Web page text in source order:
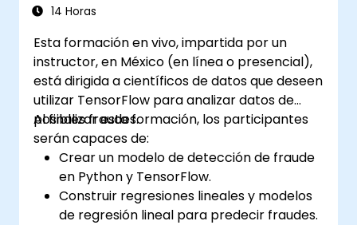
14 Horas
Esta formación en vivo, impartida por un
instructor, en México (en línea o presencial),
está dirigida a científicos de datos que deseen
utilizar TensorFlow para analizar datos de
posibles fraudes.
Al finalizar esta formación, los participantes
serán capaces de:
Crear un modelo de detección de fraude
en Python y TensorFlow.
Construir regresiones lineales y modelos
de regresión lineal para predecir fraudes.